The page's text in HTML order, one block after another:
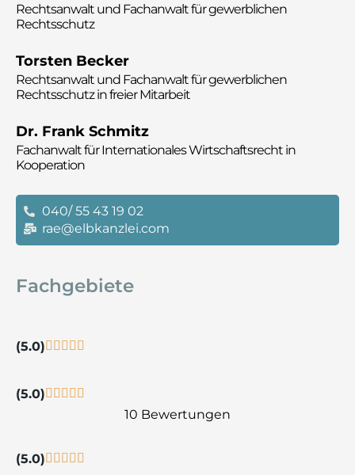
Rechtsanwalt und Fachanwalt für gewerblichen
Rechtsschutz
Torsten Becker
Rechtsanwalt und Fachanwalt für gewerblichen
Rechtsschutz in freier Mitarbeit
Dr. Frank Schmitz
Fachanwalt für Internationales Wirtschaftsrecht in
Kooperation
040/ 55 43 19 02
rae@elbkanzlei.com
Fachgebiete
(5.0)
(5.0)
10 Bewertungen
(5.0)